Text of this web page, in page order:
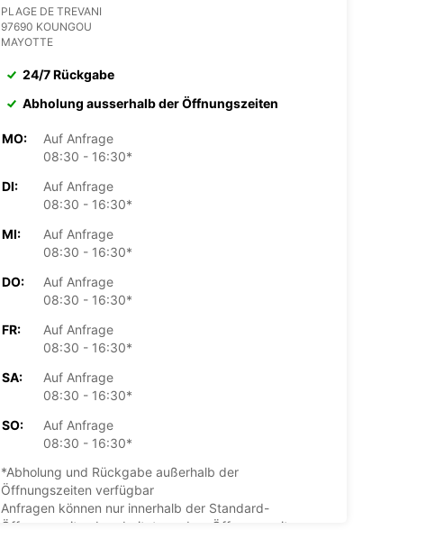
PLAGE DE TREVANI
97690 KOUNGOU
MAYOTTE
24/7 Rückgabe
Abholung ausserhalb der Öffnungszeiten
MO:
Auf Anfrage
08:30 - 16:30*
DI:
Auf Anfrage
08:30 - 16:30*
MI:
Auf Anfrage
08:30 - 16:30*
DO:
Auf Anfrage
08:30 - 16:30*
FR:
Auf Anfrage
08:30 - 16:30*
SA:
Auf Anfrage
08:30 - 16:30*
SO:
Auf Anfrage
08:30 - 16:30*
*Abholung und Rückgabe außerhalb der
Öffnungszeiten verfügbar
Anfragen können nur innerhalb der Standard-
Öffnungszeiten bearbeitet werden. Öffnungszeiten an